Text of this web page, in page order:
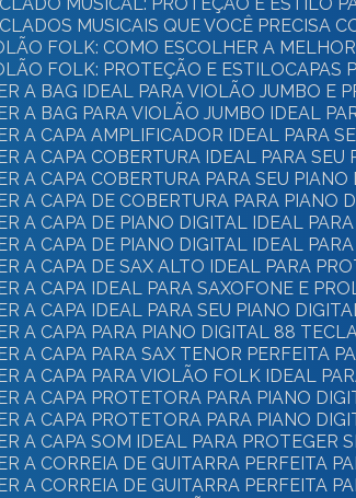
MUSICAL: PROTEÇÃO E ESTILO
MUSICAIS QUE VOCÊ PRECISA
FOLK: COMO ESCOLHER A
FOLK: PROTEÇÃO E ESTILO
A BAG IDEAL PARA VIOLÃO JUMBO E
A BAG PARA VIOLÃO JUMBO IDEAL
A CAPA AMPLIFICADOR IDEAL PARA
A CAPA COBERTURA IDEAL PARA SEU
A CAPA COBERTURA PARA SEU
A CAPA DE COBERTURA PARA PIANO
A CAPA DE PIANO DIGITAL IDEAL
A CAPA DE PIANO DIGITAL IDEAL
A CAPA DE SAX ALTO IDEAL PARA
A CAPA IDEAL PARA SAXOFONE E
A CAPA IDEAL PARA SEU PIANO
A CAPA PARA PIANO DIGITAL 88
A CAPA PARA SAX TENOR PERFEITA
A CAPA PARA VIOLÃO FOLK IDEAL
A CAPA PROTETORA PARA PIANO
A CAPA PROTETORA PARA PIANO
A CAPA SOM IDEAL PARA PROTEGER
A CORREIA DE GUITARRA PERFEITA
A CORREIA DE GUITARRA PERFEITA